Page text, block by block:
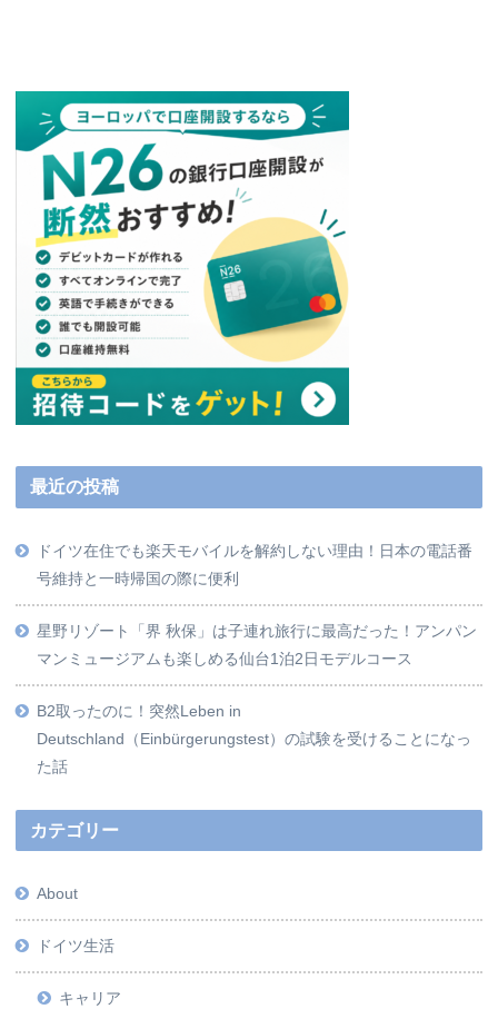
最近の投稿
ドイツ在住でも楽天モバイルを解約しない理由！日本の電話番
号維持と一時帰国の際に便利
星野リゾート「界 秋保」は子連れ旅行に最高だった！アンパン
マンミュージアムも楽しめる仙台1泊2日モデルコース
B2取ったのに！突然Leben in
Deutschland（Einbürgerungstest）の試験を受けることになっ
た話
カテゴリー
About
ドイツ生活
キャリア